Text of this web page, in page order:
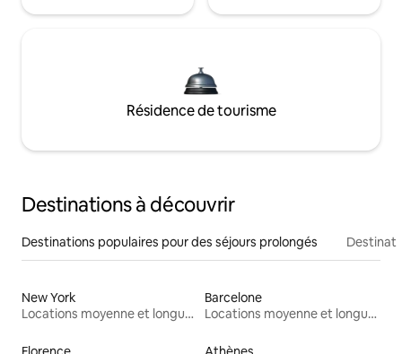
Résidence de tourisme
Destinations à découvrir
Destinations populaires pour des séjours prolongés
New York
Locations moyenne et longue durée
Barcelone
Locations moyenne et longue durée